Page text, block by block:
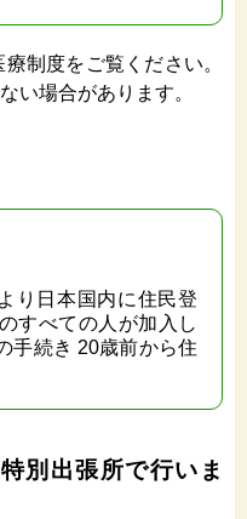
制度をご覧ください。
い場合があります。
り日本国内に住民登
すべての人が加入し
手続き 20歳前から住
別出張所で行いま